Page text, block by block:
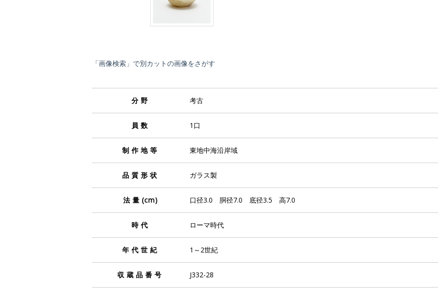
「画像検索」で別カットの画像をさがす
分野 考古
員数 1口
制作地等 東地中海沿岸域
品質形状 ガラス製
法量 (cm) 口径3.0 胴径7.0 底径3.5 高7.0
時代 ローマ時代
年代世紀 1～2世紀
収蔵品番号 J332-28